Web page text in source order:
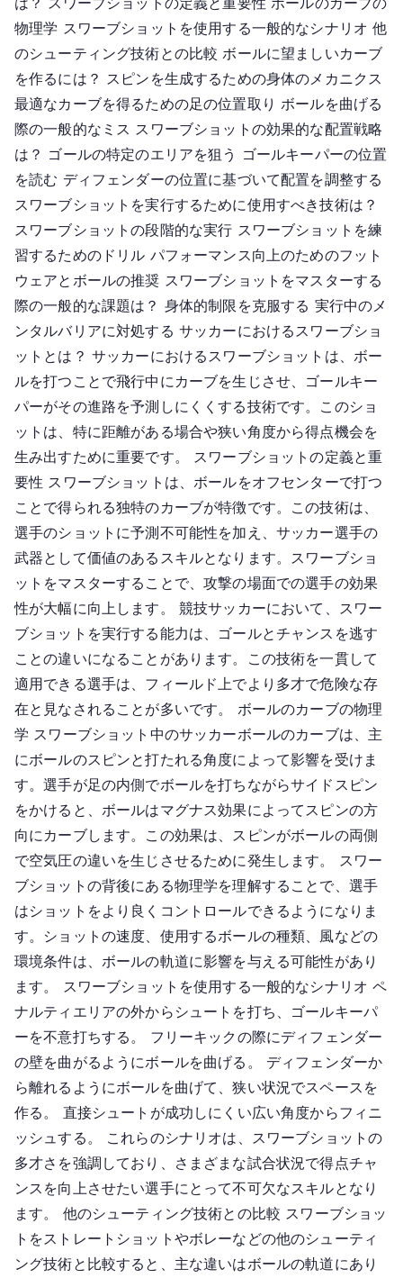
テ
ク
ク
物理学 スワーブショットを使用する一般的なシナリオ 他
のシューティング技術との比較 ボールに望ましいカーブ
を作るには？ スピンを生成するための身体のメカニクス
最適なカーブを得るための足の位置取り ボールを曲げる
際の一般的なミス スワーブショットの効果的な配置戦略
は？ ゴールの特定のエリアを狙う ゴールキーパーの位置
を読む ディフェンダーの位置に基づいて配置を調整する
スワーブショットを実行するために使用すべき技術は？
スワーブショットの段階的な実行 スワーブショットを練
習するためのドリル パフォーマンス向上のためのフット
ウェアとボールの推奨 スワーブショットをマスターする
際の一般的な課題は？ 身体的制限を克服する 実行中のメ
ンタルバリアに対処する サッカーにおけるスワーブショ
ットとは？ サッカーにおけるスワーブショットは、ボー
ルを打つことで飛行中にカーブを生じさせ、ゴールキー
パーがその進路を予測しにくくする技術です。このショ
ットは、特に距離がある場合や狭い角度から得点機会を
生み出すために重要です。 スワーブショットの定義と重
要性 スワーブショットは、ボールをオフセンターで打つ
ことで得られる独特のカーブが特徴です。この技術は、
選手のショットに予測不可能性を加え、サッカー選手の
武器として価値のあるスキルとなります。スワーブショ
ットをマスターすることで、攻撃の場面での選手の効果
性が大幅に向上します。 競技サッカーにおいて、スワー
ブショットを実行する能力は、ゴールとチャンスを逃す
ことの違いになることがあります。この技術を一貫して
適用できる選手は、フィールド上でより多才で危険な存
在と見なされることが多いです。 ボールのカーブの物理
学 スワーブショット中のサッカーボールのカーブは、主
にボールのスピンと打たれる角度によって影響を受けま
す。選手が足の内側でボールを打ちながらサイドスピン
をかけると、ボールはマグナス効果によってスピンの方
向にカーブします。この効果は、スピンがボールの両側
で空気圧の違いを生じさせるために発生します。 スワー
ブショットの背後にある物理学を理解することで、選手
はショットをより良くコントロールできるようになりま
す。ショットの速度、使用するボールの種類、風などの
環境条件は、ボールの軌道に影響を与える可能性があり
ます。 スワーブショットを使用する一般的なシナリオ ペ
ナルティエリアの外からシュートを打ち、ゴールキーパ
ーを不意打ちする。 フリーキックの際にディフェンダー
の壁を曲がるようにボールを曲げる。 ディフェンダーか
ら離れるようにボールを曲げて、狭い状況でスペースを
作る。 直接シュートが成功しにくい広い角度からフィニ
ッシュする。 これらのシナリオは、スワーブショットの
多才さを強調しており、さまざまな試合状況で得点チャ
ンスを向上させたい選手にとって不可欠なスキルとなり
ます。 他のシューティング技術との比較 スワーブショッ
トをストレートショットやボレーなどの他のシューティ
ング技術と比較すると、主な違いはボールの軌道にあり